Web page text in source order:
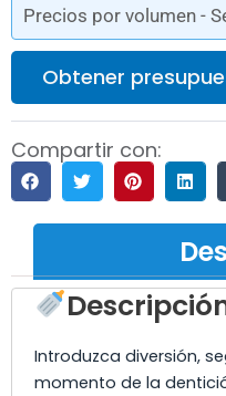
Precios por volumen -
Obtener
Compartir con:
Introduzca diversión,
momento de la